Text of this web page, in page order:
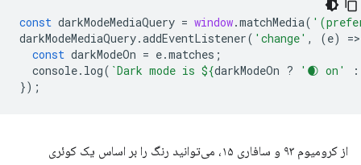
const darkModeMediaQuery = window.matchMedia(
darkModeMediaQuery.addEventListener( 'change' , (e) =>
const darkModeOn = e.matches ;
console. log( `Dark mode is ${darkModeOn ? '🌒 on'
:
});
از کرومیوم ۹۳ و سافاری ۱۵، می‌توانید رنگ را بر اساس یک کوئری